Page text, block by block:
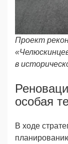
Проект
в
особая
В ходе